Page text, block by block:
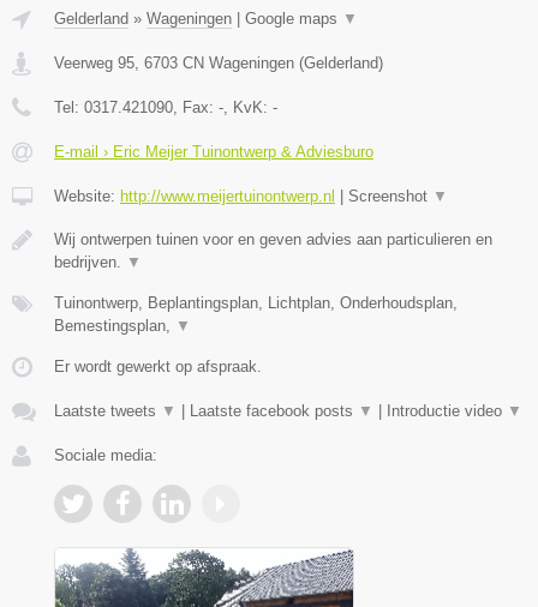
Gelderland » Wageningen Google maps ▼
Veerweg 95 6703 CN Wageningen (Gelderland)
Tel: 0317.421090 , Fax: - , KvK: -
E-mail › Eric Meijer Tuinontwerp & Adviesburo
Website: http://www.meijertuinontwerp.nl Screenshot ▼
Wij ontwerpen tuinen voor en geven advies aan particulieren en
bedrijven.
▼
Tuinontwerp, Beplantingsplan, Lichtplan, Onderhoudsplan,
Bemestingsplan,
▼
Er wordt gewerkt op afspraak.
Laatste tweets ▼ Laatste facebook posts ▼ Introductie video ▼
Sociale media: